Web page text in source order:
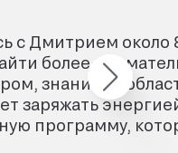
с Дмитрием около
более
знаниях в
программу,